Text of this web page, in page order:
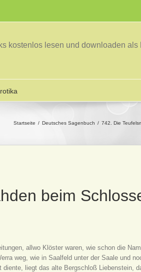
kostenlos lesen und downloaden als
Startseite Deutsches Sagenbuch 742. Die
beim
allwo Klöster waren, wie schon die
weg, wie in Saalfeld unter der Saale und
liegt das alte Bergschloß Liebenstein,